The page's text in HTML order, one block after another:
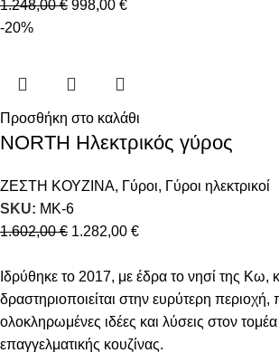
1.248,00€ 998,00 €
-20%
Προσθήκη στο καλάθι
NORTH Ηλεκτρικός γύρος
ΖΕΣΤΗ ΚΟΥΖΙΝΑ, Γύροι, Γύροι ηλεκτρικοί
SKU: MK-6
1.602,00€ 1.282,00 €
Ιδρύθηκε το 2017, με έδρα το νησί της Κω,
δραστηριοποιείται στην ευρύτερη
ολοκληρωμένες ιδέες και λύσεις στον τομέα
επαγγελματικής κουζίνας.